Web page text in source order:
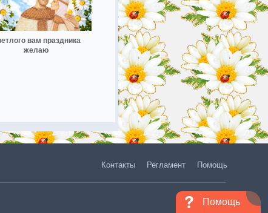
вам праздника
желаю
Помощь
Контакты Регламент Помощь